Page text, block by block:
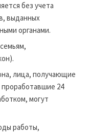
без учета
выданных
органами.
лица, получающие
24
могут
работы,